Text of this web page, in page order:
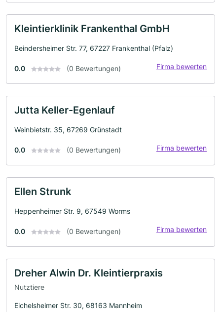
Kleintierklinik Frankenthal GmbH
Beindersheimer Str. 77, 67227 Frankenthal (Pfalz)
0.0 (0 Bewertungen) Firma bewerten
Jutta Keller-Egenlauf
Weinbietstr. 35, 67269 Grünstadt
0.0 (0 Bewertungen) Firma bewerten
Ellen Strunk
Heppenheimer Str. 9, 67549 Worms
0.0 (0 Bewertungen) Firma bewerten
Dreher Alwin Dr. Kleintierpraxis
Nutztiere
Eichelsheimer Str. 30, 68163 Mannheim